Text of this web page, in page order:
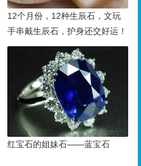
12个月份，12种生辰石，文玩
手串戴生辰石，护身还交好运！
红宝石的姐妹石——蓝宝石